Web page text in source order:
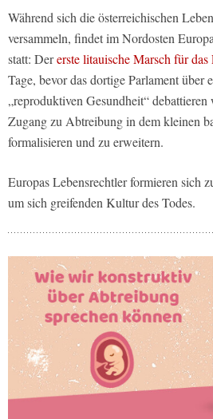
Während sich die österreichischen
versammeln, findet im Nordosten
statt: Dererste litauische Marsch für
Tage, bevor das dortige Parlament über
„reproduktiven Gesundheit“
Zugang zu Abtreibung in dem kleinen
formalisieren und zu erweitern.
Europas Lebensrechtler formieren sich
um sich greifenden Kultur des Todes.